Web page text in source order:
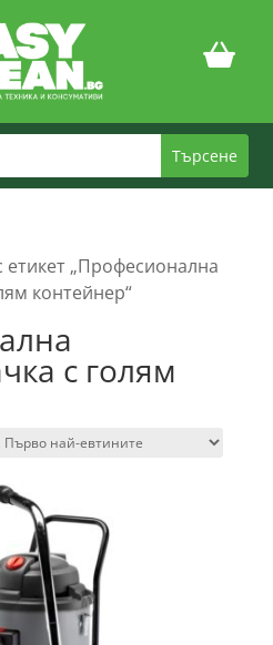
етикет „Професионална
контейнер“
с голям